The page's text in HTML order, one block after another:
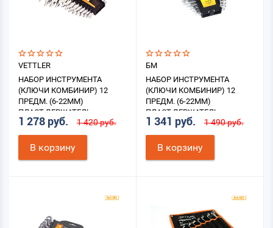
VETTLER
НАБОР ИНСТРУМЕНТА
(КЛЮЧИ КОМБИНИР) 12
ПРЕДМ. (6-22ММ)
ПЛАСТ.ДЕРЖАТЕЛЬ
1 278 руб. 1 420 руб.
В корзину
БМ
НАБОР ИНСТРУМЕНТА
(КЛЮЧИ КОМБИНИР) 12
ПРЕДМ. (6-22ММ)
ПЛАСТ.ДЕРЖАТЕЛЬ
1 341 руб. 1 490 руб.
В корзину